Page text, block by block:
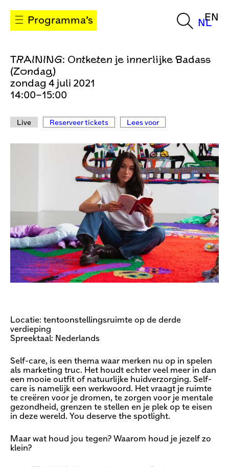
Programma’s NL
EN
TRAINING: Ontketen je innerlijke Badass
(Zondag)
zondag 4 juli 2021
14:00–15:00
Live Reserveer tickets Lees voor
Locatie: tentoonstellingsruimte op de derde
verdieping
Spreektaal: Nederlands
Self-care, is een thema waar merken nu op in spelen
als marketing truc. Het houdt echter veel meer in dan
een mooie outfit of natuurlijke huidverzorging. Self-
care is namelijk een werkwoord. Het vraagt je ruimte
te creëren voor je dromen, te zorgen voor je mentale
gezondheid, grenzen te stellen en je plek op te eisen
in deze wereld. You deserve the spotlight.
Maar wat houd jou tegen? Waarom houd je jezelf zo
klein?